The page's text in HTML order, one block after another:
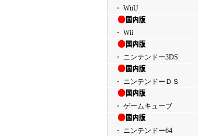
・ WiiU
・ Wii
・ ニンテンドー3DS
・ ニンテンドーＤＳ
・ ゲームキューブ
・ ニンテンドー64